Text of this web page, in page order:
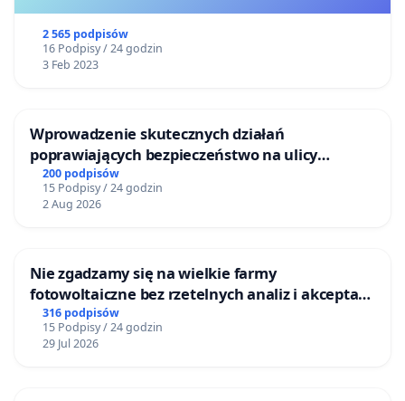
2 565 podpisów
16 Podpisy / 24 godzin
3 Feb 2023
Wprowadzenie skutecznych działań
poprawiających bezpieczeństwo na ulicy
Żeromskiego w Otwocku
200 podpisów
15 Podpisy / 24 godzin
2 Aug 2026
Nie zgadzamy się na wielkie farmy
fotowoltaiczne bez rzetelnych analiz i akceptacji
mieszkańców
316 podpisów
15 Podpisy / 24 godzin
29 Jul 2026